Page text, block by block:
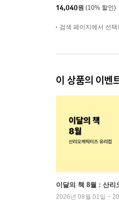
14,040원 (10% 할인)
검색 페이지에서 선
이 상품의 이벤
이달의 책 8월 : 산리
2026년 08월 01일 ~